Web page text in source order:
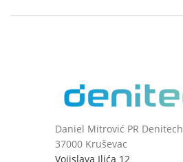
Daniel Mitrović PR Denitech
37000 Kruševac
Vojislava Ilića 12